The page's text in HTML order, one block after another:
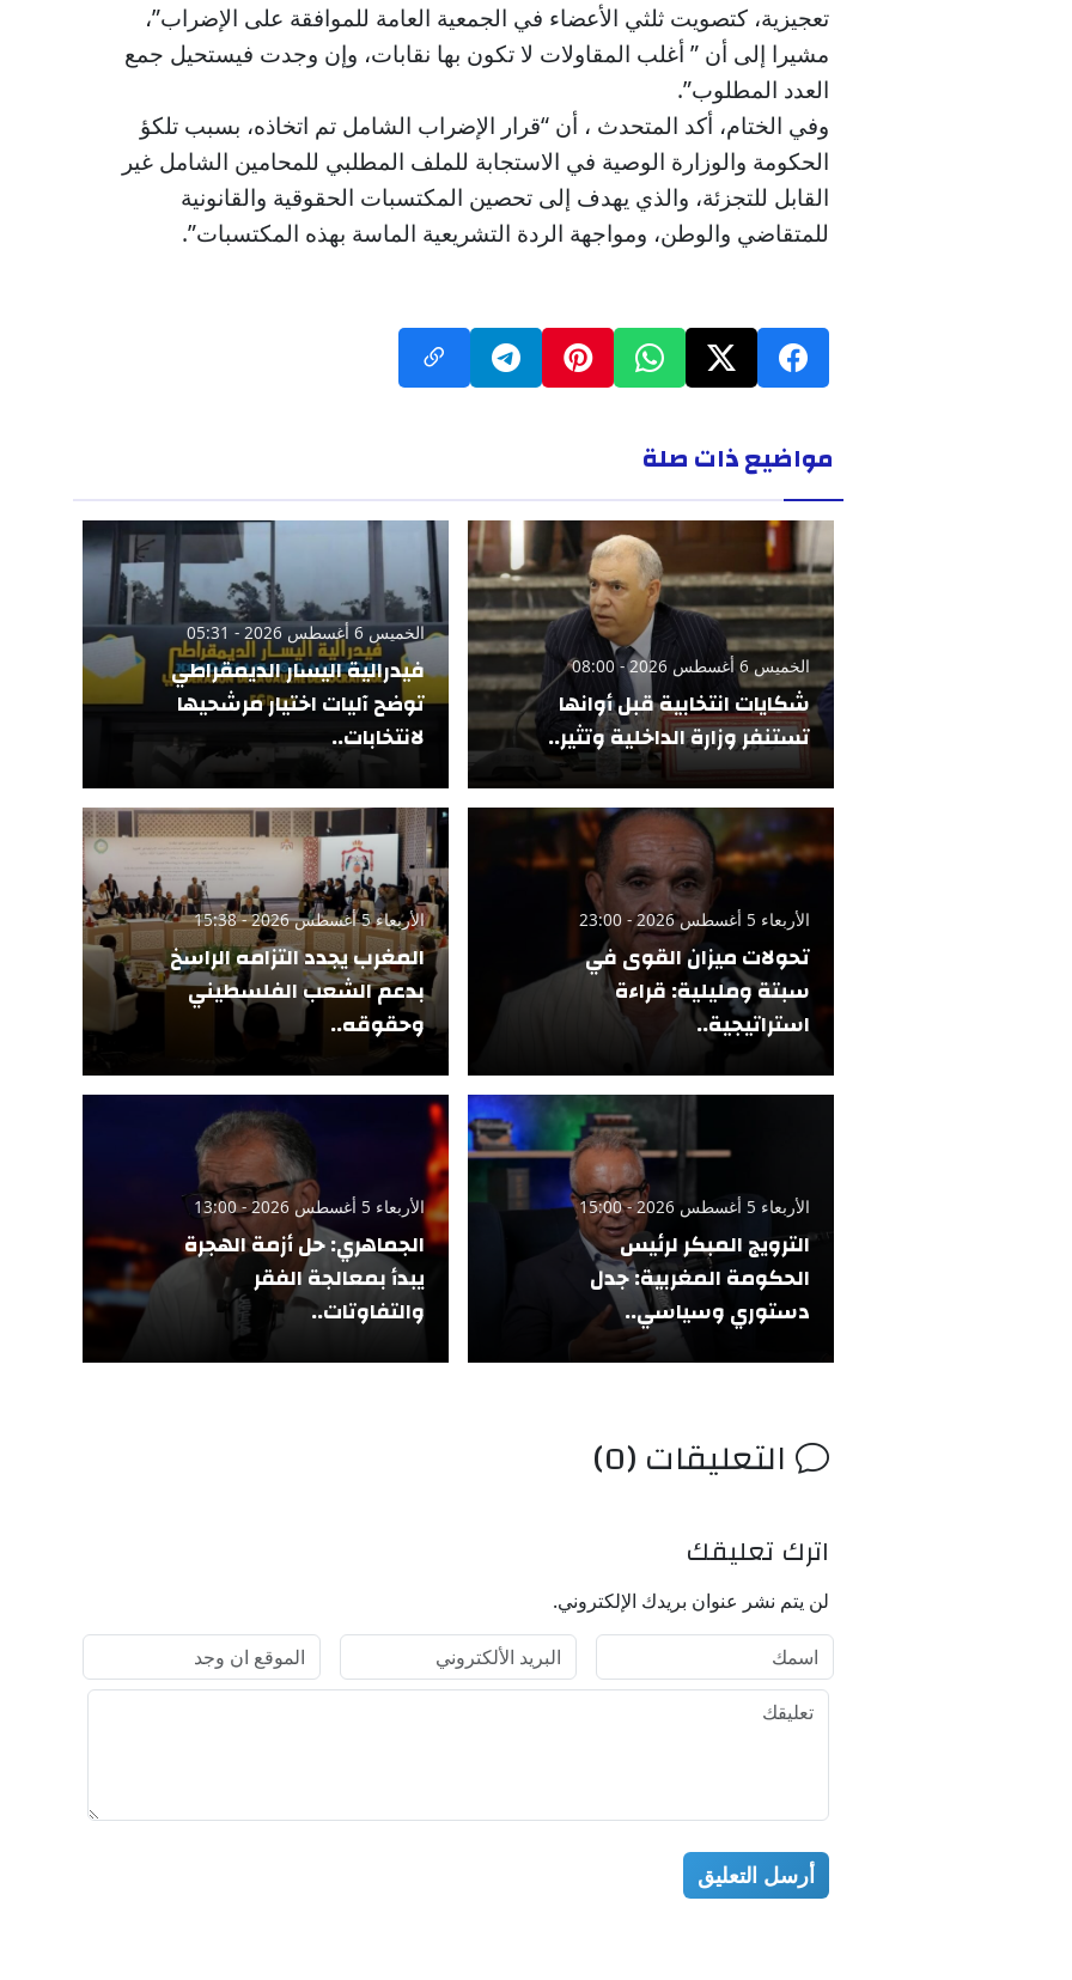
تعجيزية، كتصويت ثلثي الأعضاء في الجمعية العامة للموافقة على الإضراب”،
مشيرا إلى أن ” أغلب المقاولات لا تكون بها نقابات، وإن وجدت فيستحيل جمع
العدد المطلوب”.
وفي الختام، أكد المتحدث ، أن “قرار الإضراب الشامل تم اتخاذه، بسبب تلكؤ
الحكومة والوزارة الوصية في الاستجابة للملف المطلبي للمحامين الشامل غير
القابل للتجزئة، والذي يهدف إلى تحصين المكتسبات الحقوقية والقانونية
للمتقاضي والوطن، ومواجهة الردة التشريعية الماسة بهذه المكتسبات”.
مواضيع ذات صلة
الخميس 6 أغسطس 2026 - 08:00
شكايات انتخابية قبل أوانها
تستنفر وزارة الداخلية وتثير..
الخميس 6 أغسطس 2026 - 05:31
فيدرالية اليسار الديمقراطي
توضح آليات اختيار مرشحيها
لانتخابات..
الأربعاء 5 أغسطس 2026 - 23:00
تحولات ميزان القوى في
سبتة ومليلية: قراءة
استراتيجية..
الأربعاء 5 أغسطس 2026 - 15:38
المغرب يجدد التزامه الراسخ
بدعم الشعب الفلسطيني
وحقوقه..
الأربعاء 5 أغسطس 2026 - 15:00
الترويج المبكر لرئيس
الحكومة المغربية: جدل
دستوري وسياسي..
الأربعاء 5 أغسطس 2026 - 13:00
الجماهري: حل أزمة الهجرة
يبدأ بمعالجة الفقر
والتفاوتات..
التعليقات (0)
اترك تعليقك
لن يتم نشر عنوان بريدك الإلكتروني.
أرسل التعليق